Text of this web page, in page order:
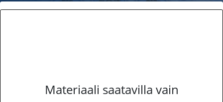
Materiaali saatavilla vain